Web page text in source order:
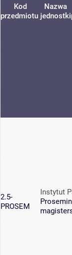
Kod
przedmiotu
Nazwa
jednostki
2.5-
PROSEM
Instytut